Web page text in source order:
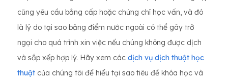
cũng yêu cầu bằng cấp hoặc chứng chỉ học vấn, và đó
là lý do tại sao bảng điểm nước ngoài có thể gây trở
ngại cho quá trình xin việc nếu chúng không được dịch
và sắp xếp hợp lý. Hãy xem các dịch vụ dịch thuật học
thuật của chúng tôi để hiểu tại sao tiêu đề khóa học và